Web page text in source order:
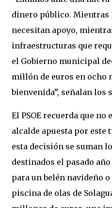
dinero público. Mientras
necesitan apoyo,
infraestructuras que
el Gobierno municipal
millón de euros en ocho
bienvenida”, señalan los
El PSOE recuerda que
alcalde apuesta por este
esta decisión se suman
destinados el pasado
para un belén navideño
piscina de olas de